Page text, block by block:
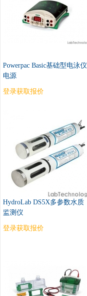
Powerpac Basic基础型电泳仪
电源
登录获取报价
HydroLab DS5X多参数水质
监测仪
登录获取报价